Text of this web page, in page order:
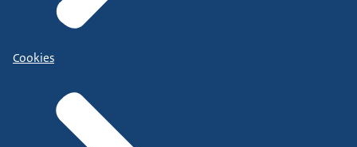
Cookies